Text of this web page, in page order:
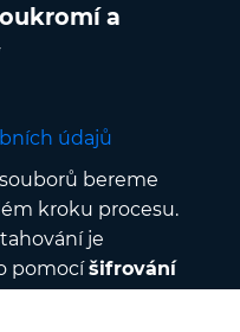
a
údajů
bereme
kroku procesu.
je
pomocíšifrování